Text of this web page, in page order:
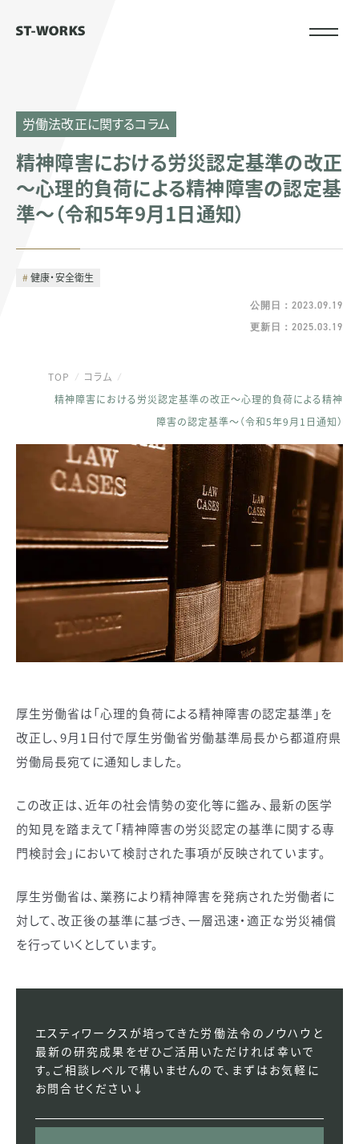
労働法改正に関するコラム
精神障害における労災認定基準の改正
～心理的負荷による精神障害の認定基
準～（令和5年9月1日通知）
健康・安全衛生
公開日：2023.09.19
更新日：2025.03.19
TOP
コラム
精神障害における労災認定基準の改正～心理的負荷による精神
障害の認定基準～（令和5年9月1日通知）
厚生労働省は「心理的負荷による精神障害の認定基準」を
改正し、9月1日付で厚生労働省労働基準局長から都道府県
労働局長宛てに通知しました。
この改正は、近年の社会情勢の変化等に鑑み、最新の医学
的知見を踏まえて「精神障害の労災認定の基準に関する専
門検討会」において検討された事項が反映されています。
厚生労働省は、業務により精神障害を発病された労働者に
対して、改正後の基準に基づき、一層迅速・適正な労災補償
を行っていくとしています。
エスティワークスが培ってきた労働法令のノウハウと
最新の研究成果をぜひご活用いただければ幸いで
す。ご相談レベルで構いませんので、まずはお気軽に
お問合せください↓